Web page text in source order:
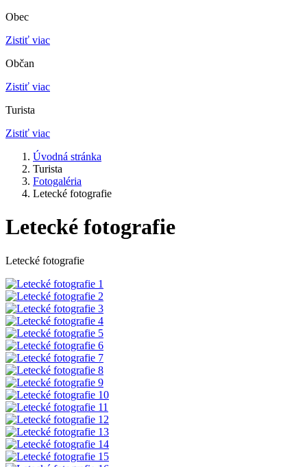
Obec
Zistiť viac
Občan
Zistiť viac
Turista
Zistiť viac
Úvodná stránka
Turista
Fotogaléria
Letecké fotografie
Letecké fotografie
Letecké fotografie